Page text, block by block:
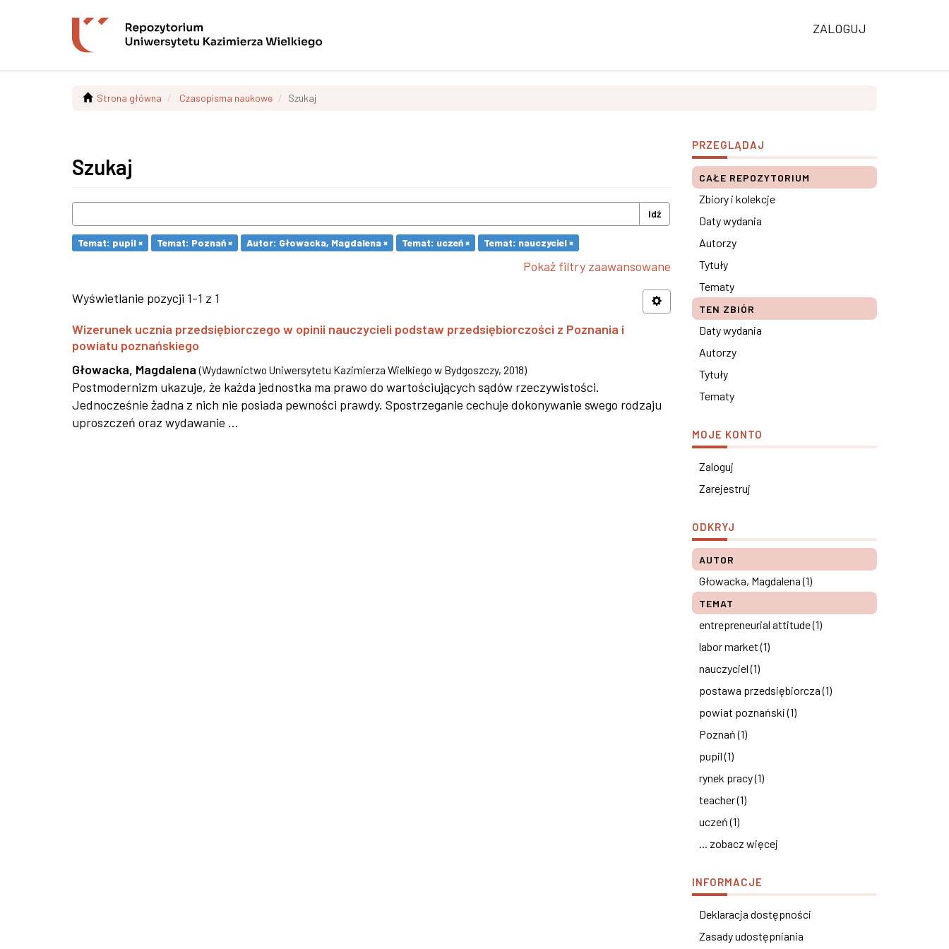
ZALOGUJ
Strona główna Czasopisma naukowe Szukaj
Szukaj
Idź
Temat: pupil × Temat: Poznań × Autor: Głowacka, Magdalena × Temat: uczeń × Temat: nauczyciel ×
Pokaż filtry zaawansowane
Wyświetlanie pozycji 1-1 z 1
Wizerunek ucznia przedsiębiorczego w opinii nauczycieli podstaw przedsiębiorczości z Poznania i
powiatu poznańskiego
Głowacka, Magdalena (Wydawnictwo Uniwersytetu Kazimierza Wielkiego w Bydgoszczy, 2018)
Postmodernizm ukazuje, że każda jednostka ma prawo do wartościujących sądów rzeczywistości.
Jednocześnie żadna z nich nie posiada pewności prawdy. Spostrzeganie cechuje dokonywanie swego rodzaju
uproszczeń oraz wydawanie ...
PRZEGLĄDAJ
CAŁE REPOZYTORIUM
Zbiory i kolekcje
Daty wydania
Autorzy
Tytuły
Tematy
TEN ZBIÓR
Daty wydania
Autorzy
Tytuły
Tematy
MOJE KONTO
Zaloguj
Zarejestruj
ODKRYJ
AUTOR
Głowacka, Magdalena (1)
TEMAT
entrepreneurial attitude (1)
labor market (1)
nauczyciel (1)
postawa przedsiębiorcza (1)
powiat poznański (1)
Poznań (1)
pupil (1)
rynek pracy (1)
teacher (1)
uczeń (1)
... zobacz więcej
INFORMACJE
Deklaracja dostępności
Zasady udostępniania